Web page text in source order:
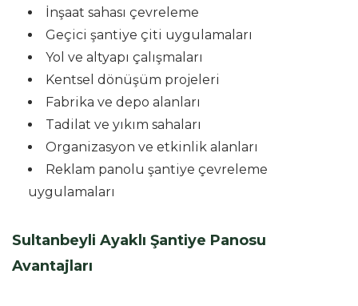
İnşaat sahası çevreleme
Geçici şantiye çiti uygulamaları
Yol ve altyapı çalışmaları
Kentsel dönüşüm projeleri
Fabrika ve depo alanları
Tadilat ve yıkım sahaları
Organizasyon ve etkinlik alanları
Reklam panolu şantiye çevreleme
uygulamaları
Sultanbeyli Ayaklı Şantiye Panosu
Avantajları